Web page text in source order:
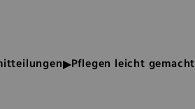
gemacht
Pflegen leicht gemacht